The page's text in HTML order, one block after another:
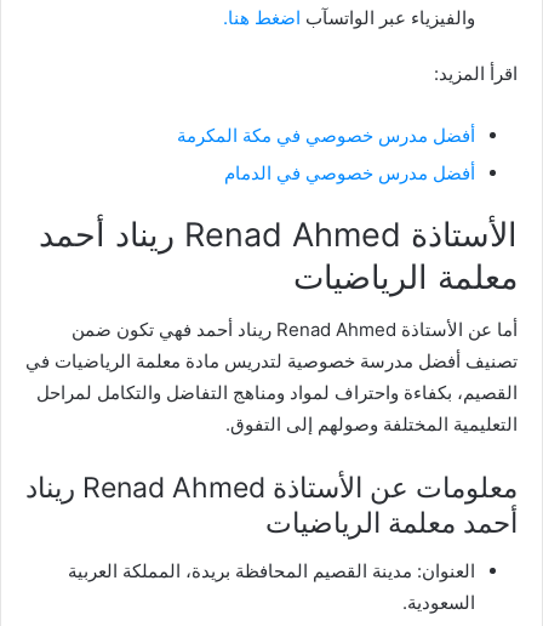
والفيزياء عبر الواتسآب اضغط هنا.
اقرأ المزيد:
أفضل مدرس خصوصي في مكة المكرمة
أفضل مدرس خصوصي في الدمام
الأستاذة Renad Ahmed ريناد أحمد
معلمة الرياضيات
أما عن الأستاذة Renad Ahmed ريناد أحمد فهي تكون ضمن
تصنيف أفضل مدرسة خصوصية لتدريس مادة معلمة الرياضيات في
القصيم، بكفاءة واحتراف لمواد ومناهج التفاضل والتكامل لمراحل
التعليمية المختلفة وصولهم إلى التفوق.
معلومات عن الأستاذة Renad Ahmed ريناد
أحمد معلمة الرياضيات
العنوان: مدينة القصيم المحافظة بريدة، المملكة العربية
السعودية.